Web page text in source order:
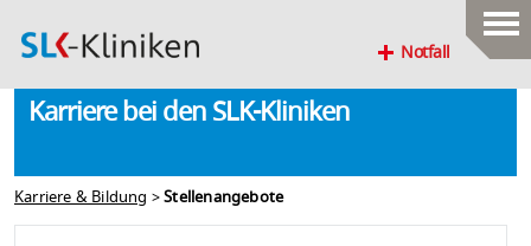
Notfall
Karriere bei den SLK-Kliniken
Karriere & Bildung >Stellenangebote